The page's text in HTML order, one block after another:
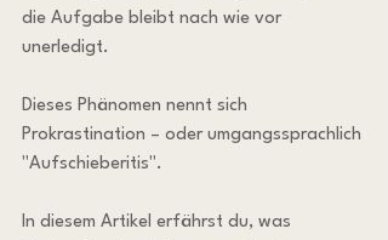
die Aufgabe bleibt nach wie vor
unerledigt.
Dieses Phänomen nennt sich
Prokrastination – oder umgangssprachlich
"Aufschieberitis".
In diesem Artikel erfährst du, was